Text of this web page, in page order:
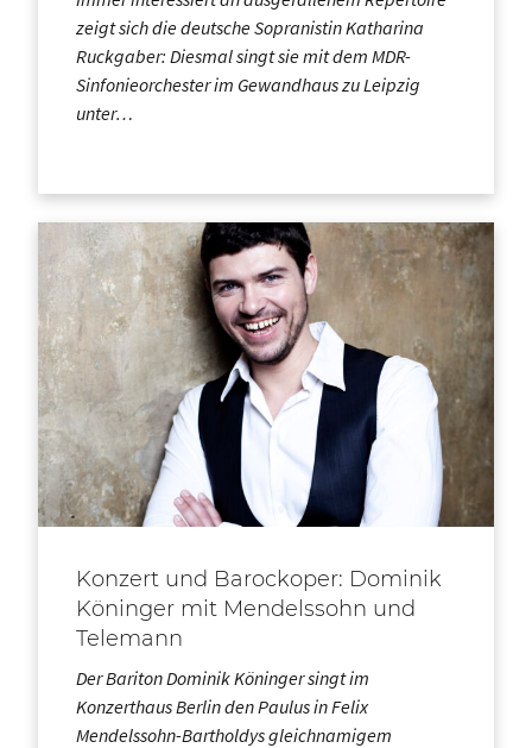
zeigt sich die deutsche Sopranistin Katharina
Ruckgaber: Diesmal singt sie mit dem MDR-
Sinfonieorchester im Gewandhaus zu Leipzig
unter…
Konzert und Barockoper: Dominik
Köninger mit Mendelssohn und
Telemann
Der Bariton Dominik Köninger singt im
Konzerthaus Berlin den Paulus in Felix
Mendelssohn-Bartholdys gleichnamigem